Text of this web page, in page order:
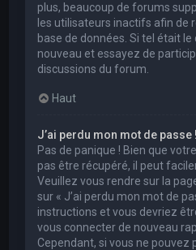
plus, beaucoup de forums
les utilisateurs inactifs afin de
base de données. Si tel était
nouveau et essayez de
discussions du forum.
Haut
J’ai perdu mon mot de passe !
Pas de panique ! Bien que
pas être récupéré, il peut
Veuillez vous rendre sur la
sur « J’ai perdu mon mot de
instructions et vous devriez
vous connecter de nouveau
Cependant, si vous ne